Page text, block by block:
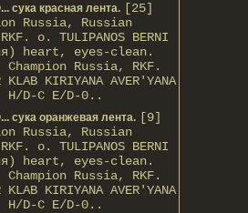
сука красная лента. [25]
Russia, Russian
о. TULIPANOS BERNI
heart, eyes-clean.
Russia, RKF.
KLAB KIRIYANA AVER'YANA
D-С E/D-0..
сука оранжевая лента. [9]
Russia, Russian
о. TULIPANOS BERNI
heart, eyes-clean.
Russia, RKF.
KLAB KIRIYANA AVER'YANA
D-С E/D-0..